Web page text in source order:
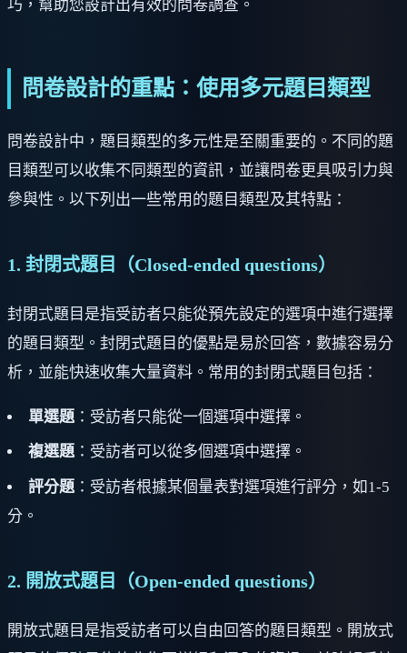
巧，幫助您設計出有效的問卷調查。
問卷設計的重點：使用多元題目類型
問卷設計中，題目類型的多元性是至關重要的。不同的題
目類型可以收集不同類型的資訊，並讓問卷更具吸引力與
參與性。以下列出一些常用的題目類型及其特點：
1. 封閉式題目（Closed-ended questions）
封閉式題目是指受訪者只能從預先設定的選項中進行選擇
的題目類型。封閉式題目的優點是易於回答，數據容易分
析，並能快速收集大量資料。常用的封閉式題目包括：
單選題 ：受訪者只能從一個選項中選擇。
複選題：受訪者可以從多個選項中選擇。
評分題：受訪者根據某個量表對選項進行評分，如1-5
分。
2. 開放式題目（Open-ended questions）
開放式題目是指受訪者可以自由回答的題目類型。開放式